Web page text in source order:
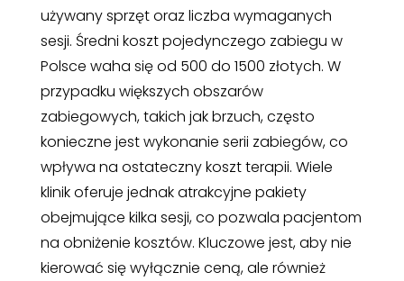
używany sprzęt oraz liczba wymaganych
sesji. Średni koszt pojedynczego zabiegu w
Polsce waha się od 500 do 1500 złotych. W
przypadku większych obszarów
zabiegowych, takich jak brzuch, często
konieczne jest wykonanie serii zabiegów, co
wpływa na ostateczny koszt terapii. Wiele
klinik oferuje jednak atrakcyjne pakiety
obejmujące kilka sesji, co pozwala pacjentom
na obniżenie kosztów. Kluczowe jest, aby nie
kierować się wyłącznie ceną, ale również